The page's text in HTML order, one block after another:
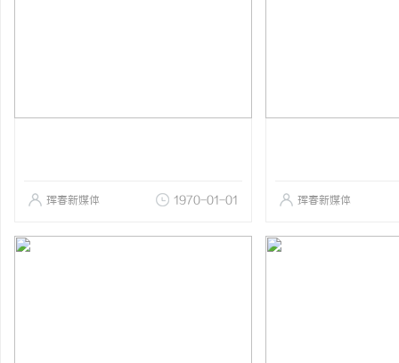
珲春新媒体 1970-01-01 珲春新媒体